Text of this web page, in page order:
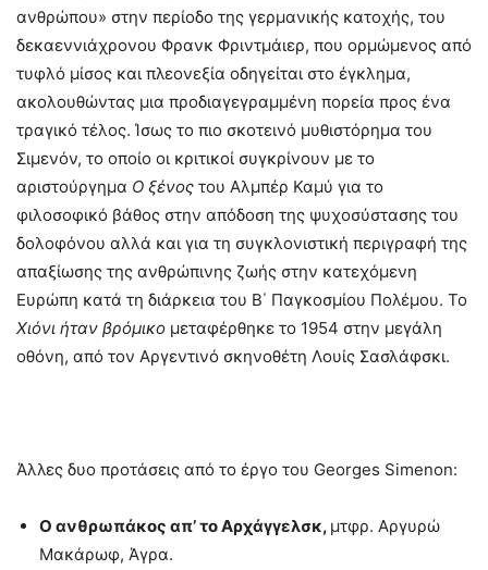
ανθρώπου» στην περίοδο της γερμανικής κατοχής, του
δεκαεννιάχρονου Φρανκ Φριντμάιερ, που ορμώμενος από
τυφλό μίσος και πλεονεξία οδηγείται στο έγκλημα,
ακολουθώντας μια προδιαγεγραμμένη πορεία προς ένα
τραγικό τέλος. Ίσως το πιο σκοτεινό μυθιστόρημα του
Σιμενόν, το οποίο οι κριτικοί συγκρίνουν με το
αριστούργημα Ο ξένος του Αλμπέρ Καμύ για το
φιλοσοφικό βάθος στην απόδοση της ψυχοσύστασης του
δολοφόνου αλλά και για τη συγκλονιστική περιγραφή της
απαξίωσης της ανθρώπινης ζωής στην κατεχόμενη
Ευρώπη κατά τη διάρκεια του Β΄ Παγκοσμίου Πολέμου. Το
Χιόνι ήταν βρόμικο μεταφέρθηκε το 1954 στην μεγάλη
οθόνη, από τον Αργεντινό σκηνοθέτη Λουίς Σασλάφσκι.
Άλλες δυο προτάσεις από το έργο του Georges Simenon:
Ο ανθρωπάκος απ’ το Αρχάγγελσκ, μτφρ. Αργυρώ
Μακάρωφ, Άγρα.